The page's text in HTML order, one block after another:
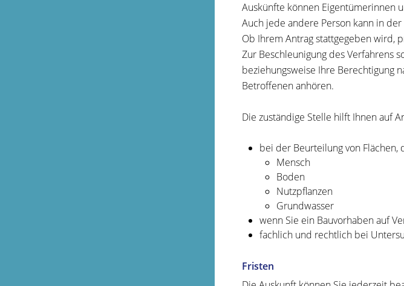
Auskünfte können Eigentümerinnen
Auch jede andere Person kann in
Ob Ihrem Antrag stattgegeben wird,
Zur Beschleunigung des Verfahrens
beziehungsweise Ihre Berechtigung
Betroffenen anhören.
Die zuständige Stelle hilft Ihnen auf
bei der Beurteilung von Flächen,
Mensch
Boden
Nutzpflanzen
Grundwasser
wenn Sie ein Bauvorhaben auf
fachlich und rechtlich bei
Fristen